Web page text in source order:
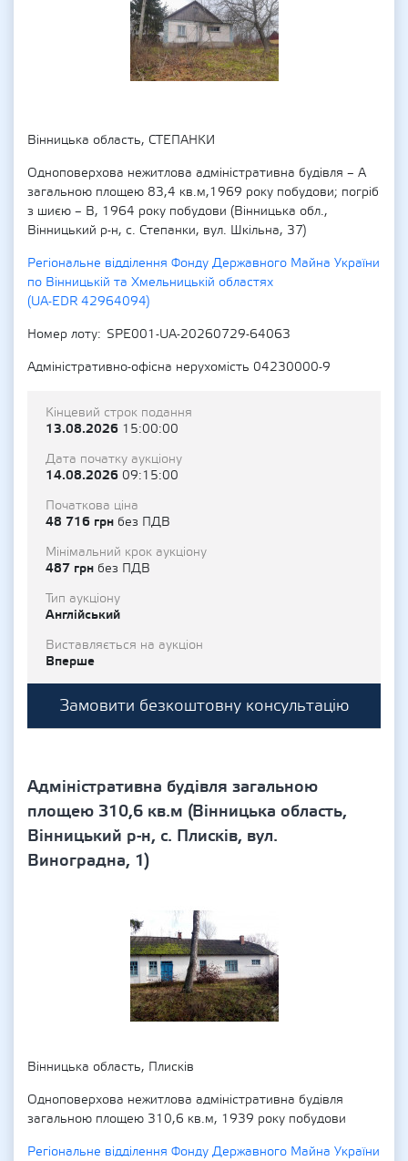
Вінницька область, СТЕПАНКИ
Одноповерхова нежитлова адміністративна будівля – А
загальною площею 83,4 кв.м,1969 року побудови; погріб
з шиєю – В, 1964 року побудови (Вінницька обл.,
Вінницький р-н, с. Степанки, вул. Шкільна, 37)
Регіональне відділення Фонду Державного Майна України
по Вінницькій та Хмельницькій областях
(UA-EDR 42964094)
Номер лоту
SPE001-UA-20260729-64063
Адміністративно-офісна нерухомість 04230000-9
Кінцевий строк подання
13.08.2026 15:00:00
Дата початку аукціону
14.08.2026 09:15:00
Початкова ціна
48 716 грн без ПДВ
Мінімальний крок аукціону
487 грн без ПДВ
Тип аукціону
Англійський
Виставляється на аукціон
Вперше
Замовити безкоштовну консультацію
Адміністративна будівля загальною
площею 310,6 кв.м (Вінницька область,
Вінницький р-н, с. Плисків, вул.
Виноградна, 1)
Вінницька область, Плисків
Одноповерхова нежитлова адміністративна будівля
загальною площею 310,6 кв.м, 1939 року побудови
Регіональне відділення Фонду Державного Майна України